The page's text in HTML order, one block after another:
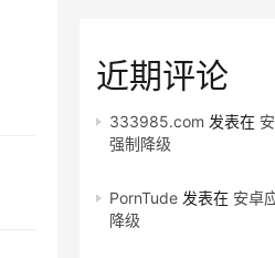
近期评论
333985.com 发表在
强制降级
PornTude 发表在 安卓
降级